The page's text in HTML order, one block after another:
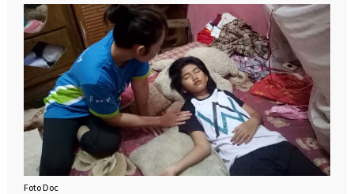
Foto Doc